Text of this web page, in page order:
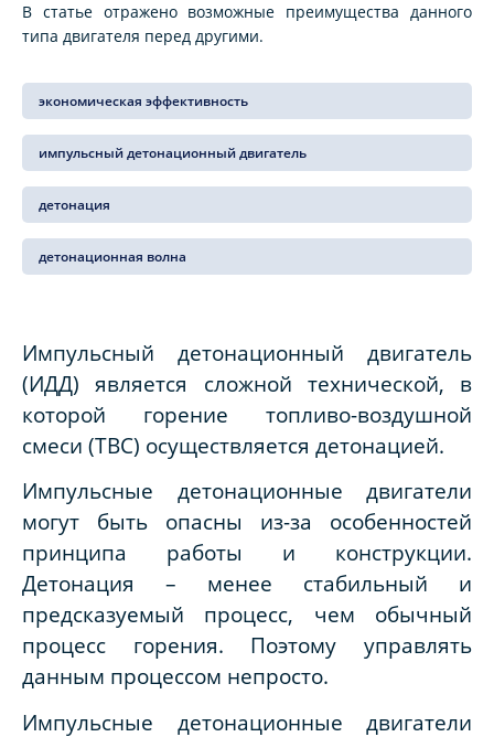
В статье отражено возможные преимущества данного
типа двигателя перед другими.
экономическая эффективность
импульсный детонационный двигатель
детонация
детонационная волна
Импульсный детонационный двигатель
(ИДД) является сложной технической, в
которой горение топливо-воздушной
смеси (ТВС) осуществляется детонацией.
Импульсные детонационные двигатели
могут быть опасны из-за особенностей
принципа работы и конструкции.
Детонация – менее стабильный и
предсказуемый процесс, чем обычный
процесс горения. Поэтому управлять
данным процессом непросто.
Импульсные детонационные двигатели